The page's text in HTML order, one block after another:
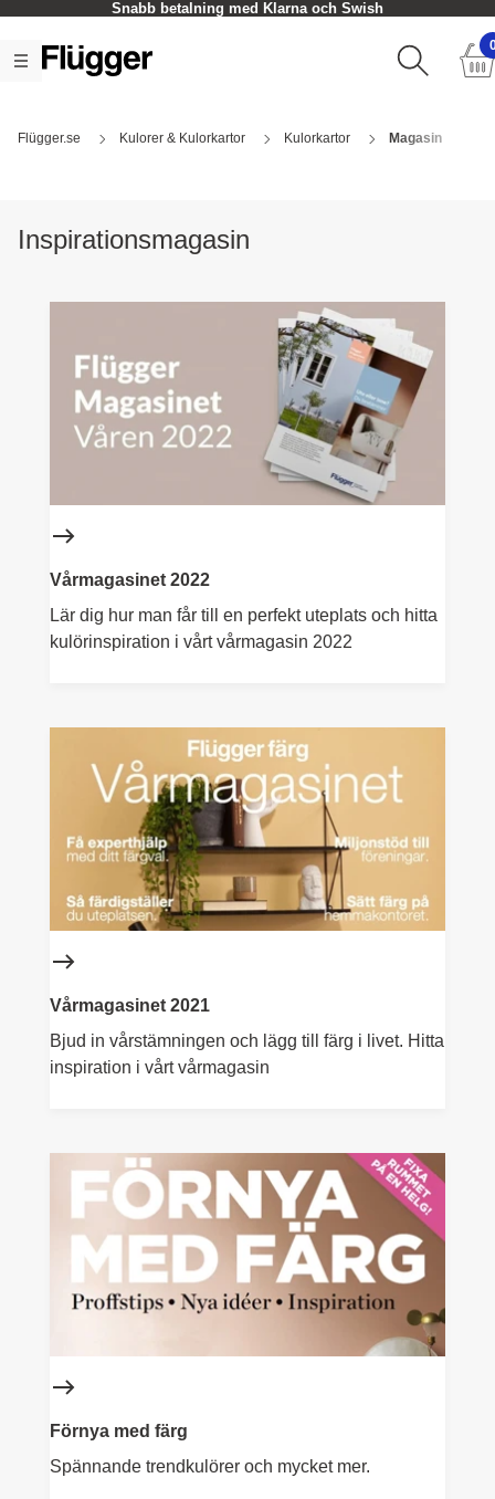
Snabb betalning med Klarna och Swish
Flügger.se Kulorer & Kulorkartor Kulorkartor Magasin
Inspirationsmagasin
Vårmagasinet 2022
Lär dig hur man får till en perfekt uteplats och hitta
kulörinspiration i vårt vårmagasin 2022
Vårmagasinet 2021
Bjud in vårstämningen och lägg till färg i livet. Hitta
inspiration i vårt vårmagasin
Förnya med färg
Spännande trendkulörer och mycket mer.